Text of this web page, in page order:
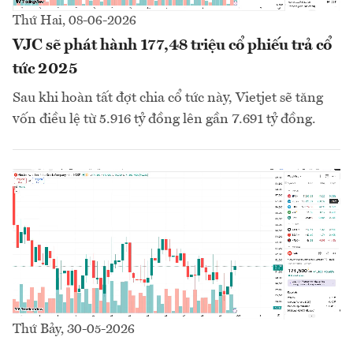
Thứ Hai, 08-06-2026
VJC sẽ phát hành 177,48 triệu cổ phiếu trả cổ
tức 2025
Sau khi hoàn tất đợt chia cổ tức này, Vietjet sẽ tăng
vốn điều lệ từ 5.916 tỷ đồng lên gần 7.691 tỷ đồng.
Thứ Bảy, 30-05-2026